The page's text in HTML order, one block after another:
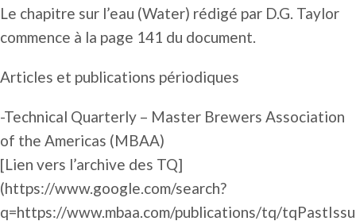
Le chapitre sur l’eau (Water) rédigé par D.G. Taylor
commence à la page 141 du document.
Articles et publications périodiques
-Technical Quarterly – Master Brewers Association
of the Americas (MBAA)
[Lien vers l’archive des TQ]
(https://www.google.com/search?
q=https://www.mbaa.com/publications/tq/